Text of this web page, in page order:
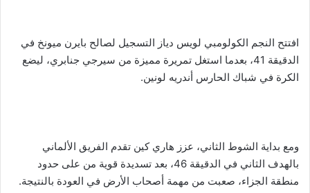
افتتح النجم الكولومبي لويس دياز التسجيل لصالح بايرن ميونخ في
الدقيقة 41، بعدما استغل تمريرة مميزة من سيرجي جنابري، ليضع
الكرة في شباك الحارس أندريه لونين.
ومع بداية الشوط الثاني، عزز هاري كين تقدم الفريق الألماني
بالهدف الثاني في الدقيقة 46، بعد تسديدة قوية من على حدود
منطقة الجزاء، صعبت من مهمة أصحاب الأرض في العودة بالنتيجة.